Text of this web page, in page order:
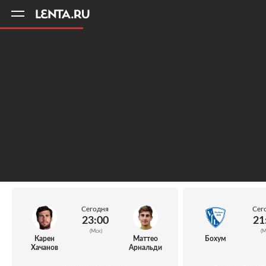
Карен
Хачанов
Сегодня
23:00
(Мск)
Маттео
Арнальди
Бохум